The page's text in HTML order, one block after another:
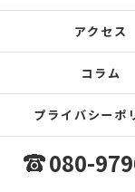
080-
アクセス
コラム
プライバシーポ
© 2026 広島県福山の買